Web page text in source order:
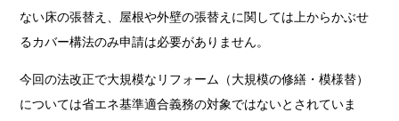
ない床の張替え、屋根や外壁の張替えに関しては上からかぶせ
るカバー構法のみ申請は必要がありません。
今回の法改正で大規模なリフォーム（大規模の修繕・模様替）
については省エネ基準適合義務の対象ではないとされていま